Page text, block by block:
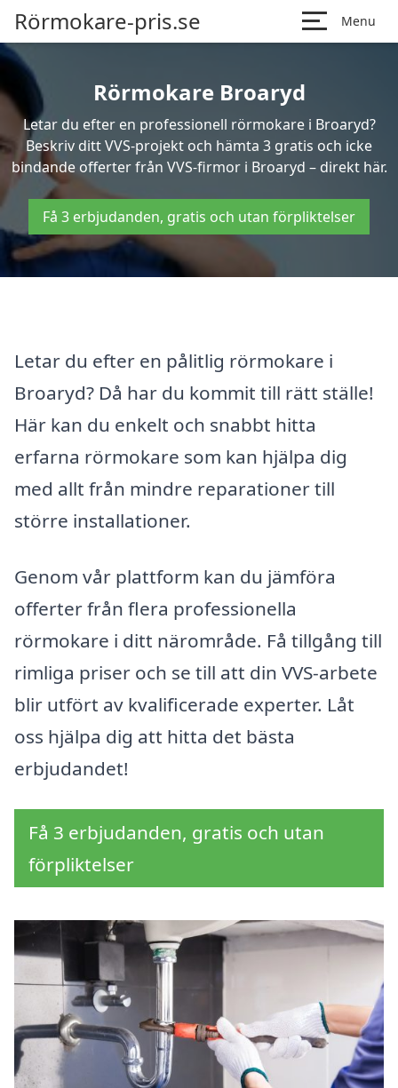
Rörmokare-pris.se Menu
Rörmokare Broaryd
Letar du efter en professionell rörmokare i Broaryd?
Beskriv ditt VVS-projekt och hämta 3 gratis och icke
bindande offerter från VVS-firmor i Broaryd – direkt här.
Få 3 erbjudanden, gratis och utan förpliktelser
Letar du efter en pålitlig rörmokare i
Broaryd? Då har du kommit till rätt ställe!
Här kan du enkelt och snabbt hitta
erfarna rörmokare som kan hjälpa dig
med allt från mindre reparationer till
större installationer.
Genom vår plattform kan du jämföra
offerter från flera professionella
rörmokare i ditt närområde. Få tillgång till
rimliga priser och se till att din VVS-arbete
blir utfört av kvalificerade experter. Låt
oss hjälpa dig att hitta det bästa
erbjudandet!
Få 3 erbjudanden, gratis och utan
förpliktelser